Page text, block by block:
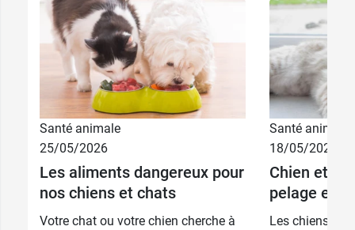
15 ml 15,45 €
22,99 €
60 ml 34,59 €
Santé animale
25/05/2026
Les aliments dangereux pour
nos chiens et chats
Votre chat ou votre chien cherche à
Santé animale
18/05/2026
Chien et
pelage et
Les chiens et